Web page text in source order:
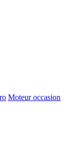
Moteur occasion